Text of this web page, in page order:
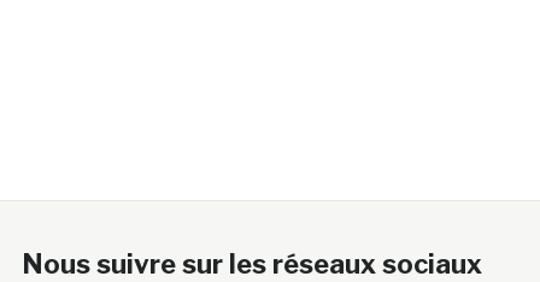
Nous suivre sur les réseaux sociaux